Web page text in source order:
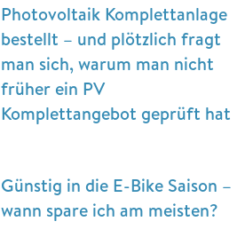
Photovoltaik Komplettanlage
bestellt – und plötzlich fragt
man sich, warum man nicht
früher ein PV
Komplettangebot geprüft hat
Günstig in die E-Bike Saison –
wann spare ich am meisten?